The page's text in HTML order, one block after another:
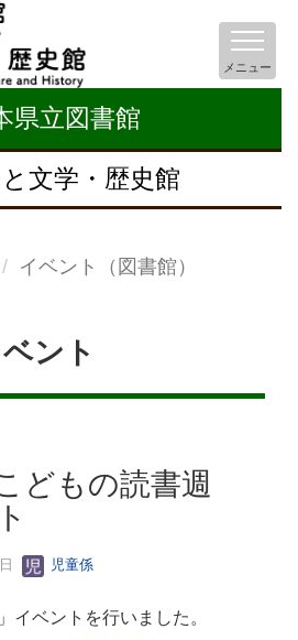
県立図書館
文学・歴史館
メニュー
イベント（図書館）
ント
どもの読書週
児童係
イベントを行いました。